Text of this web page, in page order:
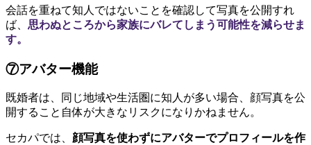
会話を重ねて知人ではないことを確認して写真を公開すれ
ば、 思わぬところから家族にバレてしまう可能性を減らせま
す。
⑦アバター機能
既婚者は、同じ地域や生活圏に知人が多い場合、顔写真を公
開すること自体が大きなリスクになりかねません。
セカパでは、 顔写真を使わずにアバターでプロフィールを作